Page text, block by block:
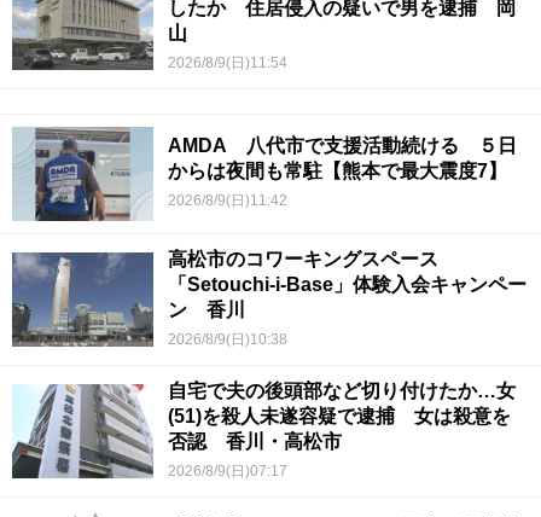
したか 住居侵入の疑いで男を逮捕 岡
山
2026/8/9(日)11:54
AMDA 八代市で支援活動続ける ５日
からは夜間も常駐【熊本で最大震度7】
2026/8/9(日)11:42
高松市のコワーキングスペース
「Setouchi-i-Base」体験入会キャンペー
ン 香川
2026/8/9(日)10:38
自宅で夫の後頭部など切り付けたか…女
(51)を殺人未遂容疑で逮捕 女は殺意を
否認 香川・高松市
2026/8/9(日)07:17